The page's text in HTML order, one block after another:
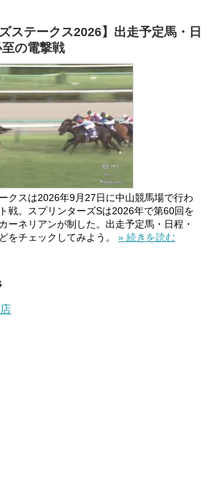
ステークス2026】出走予定馬・日
の電撃戦
クスは2026年9月27日に中山競馬場で行わ
戦。スプリンターズSは2026年で第60回を
ーネリアンが制した。出走予定馬・日程・
をチェックしてみよう。 » 続きを読む